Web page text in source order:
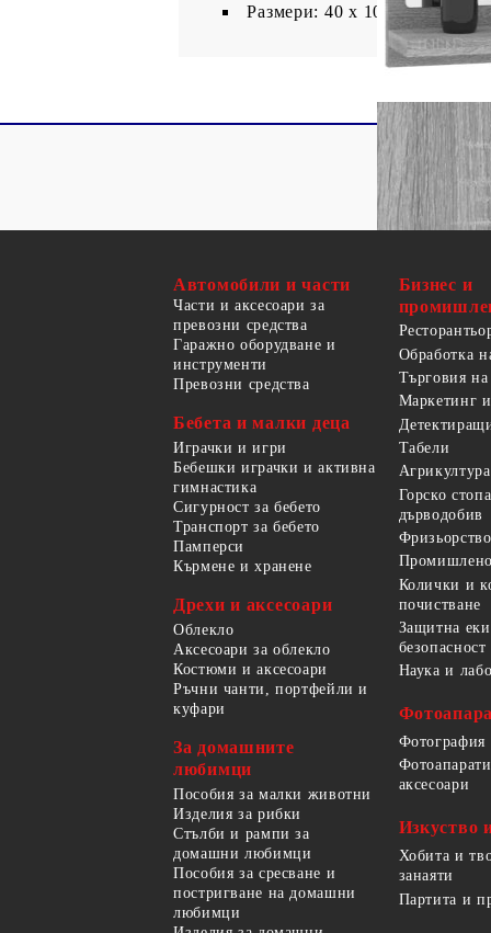
Размери: 40 x 10,5 x 37 см
Автомобили и части
Части и аксесоари за
превозни средства
Гаражно оборудване и
инструменти
Превозни средства
Бебета и малки деца
Играчки и игри
Бебешки играчки и активна
гимнастика
Сигурност за бебето
Транспорт за бебето
Памперси
Кърмене и хранене
Дрехи и аксесоари
Облекло
Аксесоари за облекло
Костюми и аксесоари
Ръчни чанти, портфейли и
куфари
За домашните
любимци
Пособия за малки животни
Изделия за рибки
Стълби и рампи за
домашни любимци
Пособия за сресване и
постригване на домашни
любимци
Бизнес и
Обработка
Търговия
Маркетинг
Табели
Агрикултура
Горско
дърводобив
Колички и
почистване
Защитна
Наука и
Фотография
аксесоари
Изкуство
Хобита и
занаяти
Партита и